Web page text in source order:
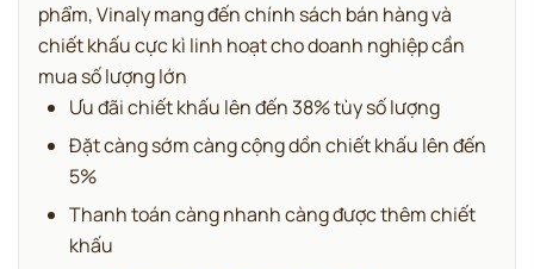
phẩm, Vinaly mang đến chính sách bán hàng và
chiết khấu cực kì linh hoạt cho doanh nghiệp cần
mua số lượng lớn
Ưu đãi chiết khấu lên đến 38% tùy số lượng
Đặt càng sớm càng cộng dồn chiết khấu lên đến
5%
Thanh toán càng nhanh càng được thêm chiết
khấu